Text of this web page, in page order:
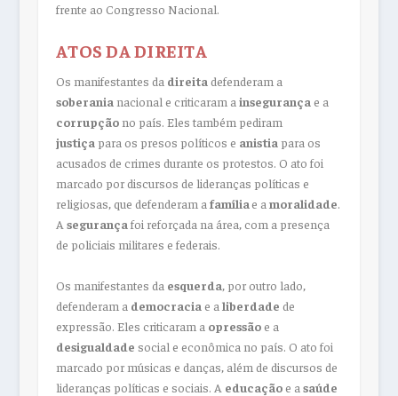
frente ao Congresso Nacional.
ATOS DA DIREITA
Os manifestantes da direita defenderam a
soberania nacional e criticaram a insegurança e a
corrupçãono país. Eles também pediram
justiça para os presos políticos e anistia para os
acusados de crimes durante os protestos. O ato foi
marcado por discursos de lideranças políticas e
religiosas, que defenderam a famíliae a moralidade.
A segurança foi reforçada na área, com a presença
de policiais militares e federais.
Os manifestantes da esquerda, por outro lado,
defenderam a democracia e a liberdade de
expressão. Eles criticaram a opressãoe a
desigualdade social e econômica no país. O ato foi
marcado por músicas e danças, além de discursos de
lideranças políticas e sociais. A educaçãoe a saúde